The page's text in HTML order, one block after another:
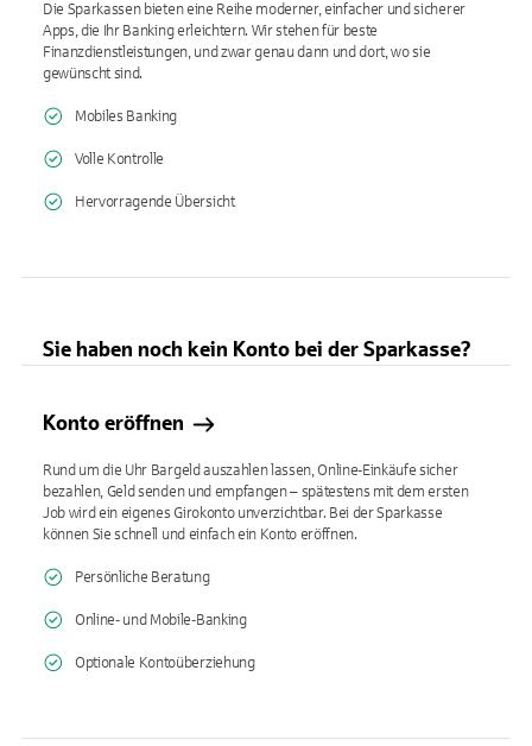
Die Sparkassen bieten eine Reihe moderner, einfacher und sicherer
Apps, die Ihr Banking erleichtern. Wir stehen für beste
Finanzdienstleistungen, und zwar genau dann und dort, wo sie
gewünscht sind.
Mobiles Banking
Volle Kontrolle
Hervorragende Übersicht
Sie haben noch kein Konto bei der Sparkasse?
Konto eröffnen
Rund um die Uhr Bargeld auszahlen lassen, Online-Einkäufe sicher
bezahlen, Geld senden und empfangen – spätestens mit dem ersten
Job wird ein eigenes Girokonto unverzichtbar. Bei der Sparkasse
können Sie schnell und einfach ein Konto eröffnen.
Persönliche Beratung
Online- und Mobile-Banking
Optionale Kontoüberziehung